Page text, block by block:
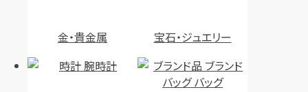
金・貴金属 宝石・ジュエリー